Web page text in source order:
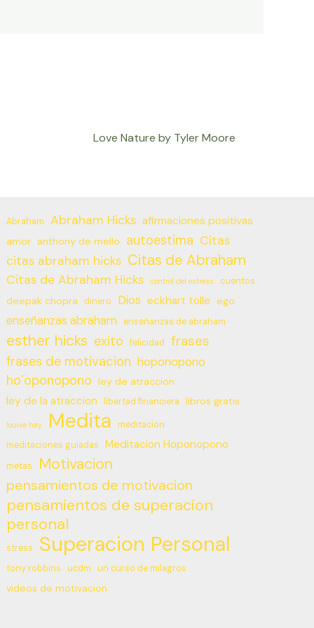
Love Nature by Tyler Moore
Abraham Abraham Hicks afirmaciones positivas
amor anthony de mello autoestima Citas
citas abraham hicks Citas de Abraham
Citas de Abraham Hicks control del estress cuentos
deepak chopra dinero Dios eckhart tolle ego
enseñanzas abraham enseñanzas de abraham
esther hicks exito felicidad frases
frases de motivacion hoponopono
ho’oponopono ley de atraccion
ley de la atraccion libertad financiera libros gratis
louise hay Medita
meditacion
meditaciones guiadas
Meditacion Hoponopono
metas Motivacion
pensamientos de motivacion
pensamientos de superacion
personal
stress Superacion Personal
tony robbins ucdm un curso de milagros
videos de motivacion